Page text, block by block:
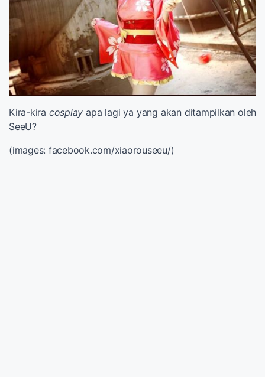
Kira-kira cosplay apa lagi ya yang akan ditampilkan oleh
SeeU?
(images: facebook.com/xiaorouseeu/)